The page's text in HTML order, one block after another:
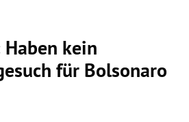
kein
für Bolsonaro